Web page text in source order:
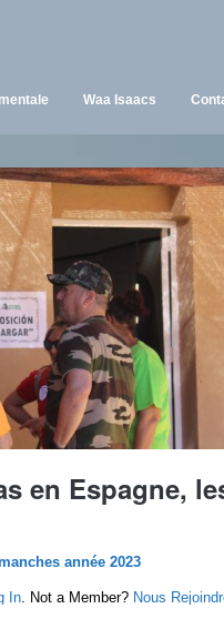
Waa Isaacs
en Espagne,
année 2023
In. Not a Member? Nous